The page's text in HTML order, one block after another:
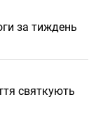
за тиждень
святкують